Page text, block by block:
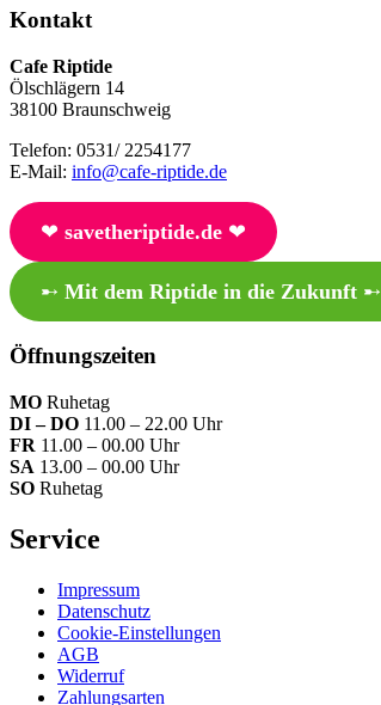
Kontakt
Cafe Riptide
Ölschlägern 14
38100 Braunschweig
Telefon: 0531/ 2254177
E-Mail: info@cafe-riptide.de
❤︎ savetheriptide.de❤︎
➸ Mit dem Riptide in die Zukunft➸
Öffnungszeiten
MO Ruhetag
DI – DO 11.00 – 22.00 Uhr
FR 11.00 – 00.00 Uhr
SA 13.00 – 00.00 Uhr
SO Ruhetag
Service
Impressum
Datenschutz
Cookie-Einstellungen
AGB
Widerruf
Zahlungsarten